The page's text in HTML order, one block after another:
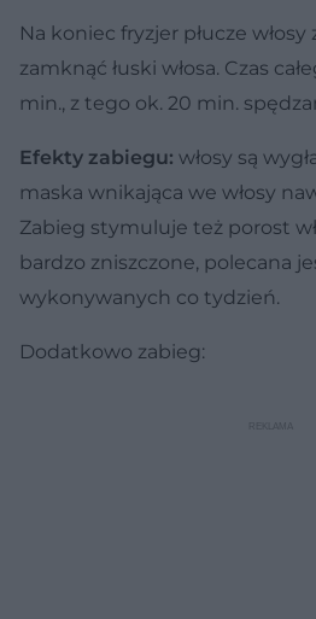
Na koniec fryzjer płucze
zamknąć łuski włosa. Czas
min., z tego ok. 20 min.
Efekty zabiegu: włosy są
maska wnikająca we włosy
Zabieg stymuluje też porost
bardzo zniszczone, polecana
wykonywanych co tydzień.
Dodatkowo zabieg: